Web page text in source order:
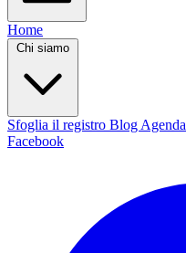
Home
Chi siamo
Sfoglia il registro Blog Agenda
Facebook